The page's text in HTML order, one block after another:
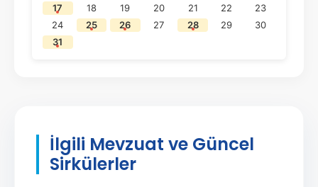
17
18 19 20 21 22
23
24
25 26 27 28 29
30
31
İlgili Mevzuat ve Güncel
Sirkülerler